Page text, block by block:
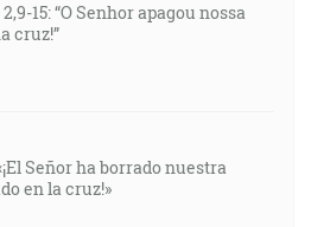
15: “O Senhor apagou nossa
cruz!”
Señor ha borrado nuestra
en la cruz!»